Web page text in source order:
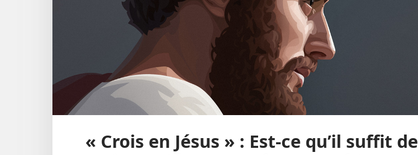
« Crois en Jésus » : Est-ce qu’il suffit de